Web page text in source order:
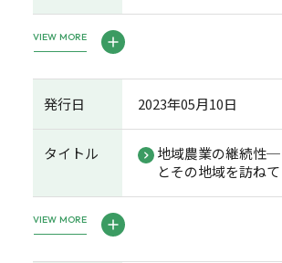
VIEW MORE
発行日 2023年05月10日
タイトル
地域農業の継続性─
とその地域を訪ね
VIEW MORE